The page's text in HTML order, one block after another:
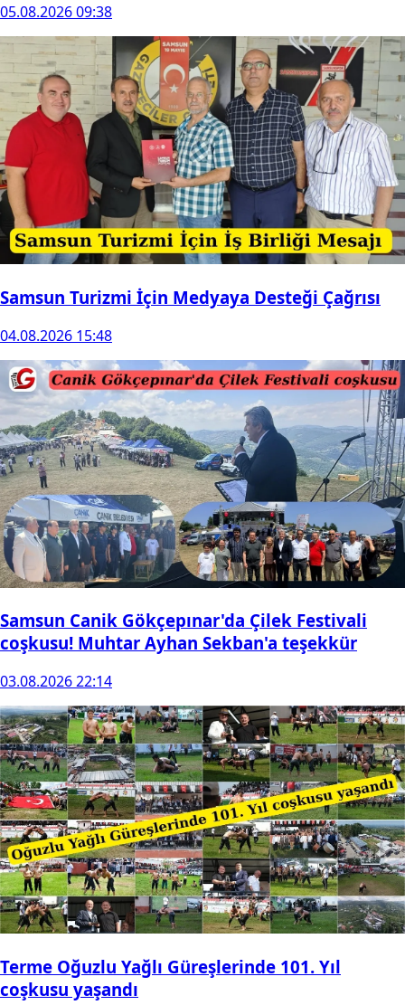
05.08.2026 09:38
Samsun Turizmi İçin Medyaya Desteği Çağrısı
04.08.2026 15:48
Samsun Canik Gökçepınar'da Çilek Festivali
coşkusu! Muhtar Ayhan Sekban'a teşekkür
03.08.2026 22:14
Terme Oğuzlu Yağlı Güreşlerinde 101. Yıl
coşkusu yaşandı